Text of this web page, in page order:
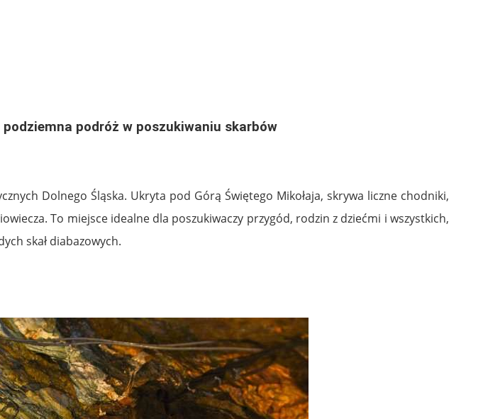
podróż w poszukiwaniu skarbów
Dolnego Śląska. Ukryta pod Górą Świętego Mikołaja, skrywa liczne chodniki,
To miejsce idealne dla poszukiwaczy przygód, rodzin z dziećmi i wszystkich,
skał diabazowych.